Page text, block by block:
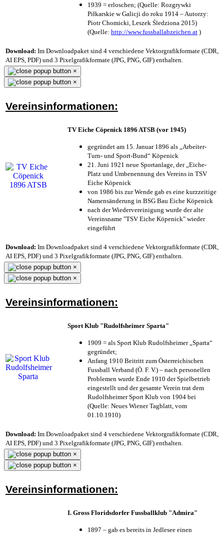
1939 = erloschen; (Quelle: Rozgrywki
Piłkarskie w Galicji do roku 1914 – Autorzy:
Piotr Chomicki, Leszek Śledziona 2015)
(Quelle: http://www.fussballabzeichen.at )
Download: Im Downloadpaket sind 4 verschiedene Vektorgrafikformate (CDR,
AI EPS, PDF) und 3 Pixelgrafikformate (JPG, PNG, GIF) enthalten.
×
×
Vereinsinformationen:
TV Eiche Cöpenick 1896 ATSB (vor 1945)
gegründet am 15. Januar 1896 als „Arbeiter-
Turn- und Sport-Bund“ Köpenick
21. Juni 1921 neue Sportanlage, der „Eiche-
Platz und Umbenennung des Vereins in TSV
Eiche Köpenick
von 1986 bis zur Wende gab es eine kurzzeitige
Namensänderung in BSG Bau Eiche Köpenick
nach der Wiedervereinigung wurde der alte
Vereinsname "TSV Eiche Köpenick" wieder
eingeführt
Download: Im Downloadpaket sind 4 verschiedene Vektorgrafikformate (CDR,
AI EPS, PDF) und 3 Pixelgrafikformate (JPG, PNG, GIF) enthalten.
×
×
Vereinsinformationen:
Sport Klub "Rudolfsheimer Sparta"
1909 = als Sport Klub Rudolfsheimer „Sparta“
gegründet;
Anfang 1910 Beitritt zum Österreichischen
Fussball Verband (Ö. F. V.) – nach personellen
Problemen wurde Ende 1910 der Spielbetrieb
eingestellt und der gesamte Verein trat dem
Rudolfsheimer Sport Klub von 1904 bei
(Quelle: Neues Wiener Tagblatt, vom
01.10.1910)
Download: Im Downloadpaket sind 4 verschiedene Vektorgrafikformate (CDR,
AI EPS, PDF) und 3 Pixelgrafikformate (JPG, PNG, GIF) enthalten.
×
×
Vereinsinformationen:
I. Gross Floridsdorfer Fussballklub "Admira"
1897 – gab es bereits in Jedlesee einen